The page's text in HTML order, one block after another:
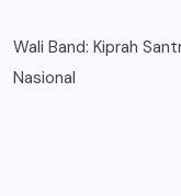
Wali Band: Kiprah
Nasional